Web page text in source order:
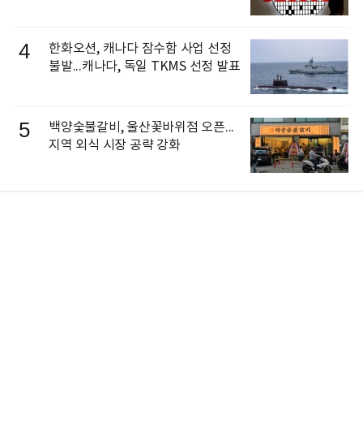
4
한화오션, 캐나다 잠수함 사업 선정
불발...캐나다, 독일 TKMS 선정 발표
5
백양숯불갈비, 울산꽃바위점 오픈...
지역 외식 시장 공략 강화